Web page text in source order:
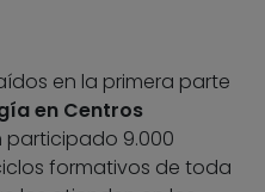
en la primera parte
en Centros
participado 9.000
formativos de toda